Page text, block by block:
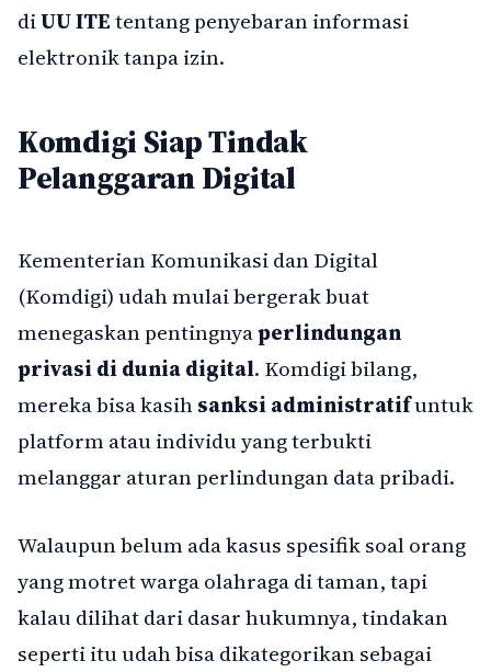
diUU ITEtentang penyebaran informasi
elektronik tanpa izin.
Komdigi Siap Tindak
Pelanggaran Digital
Kementerian Komunikasi dan Digital
(Komdigi) udah mulai bergerak buat
menegaskan pentingnyaperlindungan
privasi di dunia digital. Komdigi bilang,
mereka bisa kasihsanksi administratifuntuk
platform atau individu yang terbukti
melanggar aturan perlindungan data pribadi.
Walaupun belum ada kasus spesifik soal orang
yang motret warga olahraga di taman, tapi
kalau dilihat dari dasar hukumnya, tindakan
seperti itu udah bisa dikategorikan sebagai